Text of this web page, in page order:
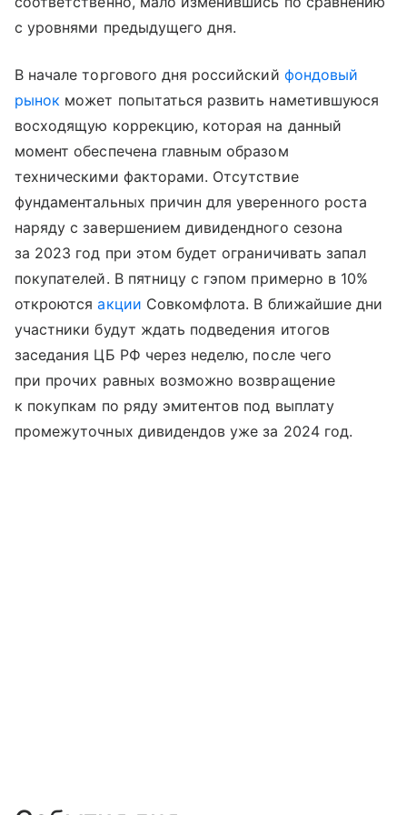
с уровнями предыдущего дня.
В начале торгового дня российский фондовый
рынок может попытаться развить наметившуюся
восходящую коррекцию, которая на данный
момент обеспечена главным образом
техническими факторами. Отсутствие
фундаментальных причин для уверенного роста
наряду с завершением дивидендного сезона
за 2023 год при этом будет ограничивать запал
покупателей. В пятницу с гэпом примерно в 10%
откроютсяакции Совкомфлота. В ближайшие дни
участники будут ждать подведения итогов
заседания ЦБ РФ через неделю, после чего
при прочих равных возможно возвращение
к покупкам по ряду эмитентов под выплату
промежуточных дивидендов уже за 2024 год.